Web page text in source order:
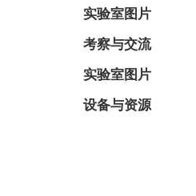
实验室图片
考察与交流
实验室图片
设备与资源